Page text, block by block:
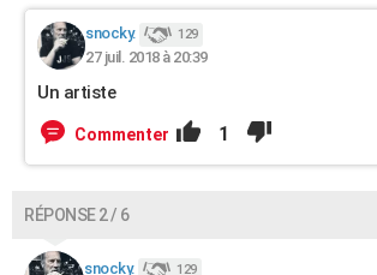
snocky. 129
27 juil. 2018 à 20:39
Un artiste
Commenter 1
RÉPONSE 2 / 6
snocky. 129